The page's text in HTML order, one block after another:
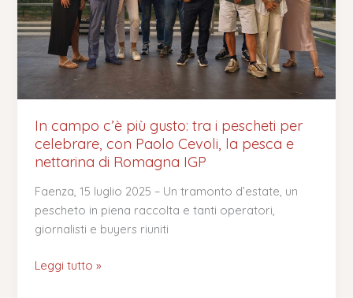
In campo c’è più gusto: tra i pescheti per
celebrare, con Paolo Cevoli, la pesca e
nettarina di Romagna IGP
Faenza, 15 luglio 2025 – Un tramonto d’estate, un
pescheto in piena raccolta e tanti operatori,
giornalisti e buyers riuniti
i
pescheti
per
celebrare,
Paolo
Cevoli,
la
pesca
nettarina
di
Romagna
Leggi tutto »